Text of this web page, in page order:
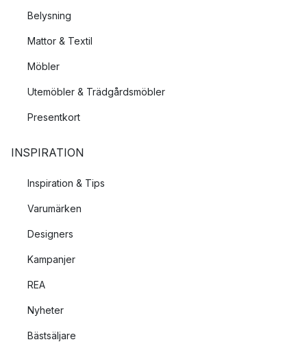
Belysning
Mattor & Textil
Möbler
Utemöbler & Trädgårdsmöbler
Presentkort
INSPIRATION
Inspiration & Tips
Varumärken
Designers
Kampanjer
REA
Nyheter
Bästsäljare